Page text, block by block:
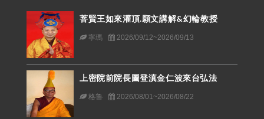
菩賢王如來灌頂.願文講解&幻輪教授
寧瑪 2026/09/12~2026/09/13
上密院前院長圖登滇金仁波來台弘法
格魯 2026/08/01~2026/08/22